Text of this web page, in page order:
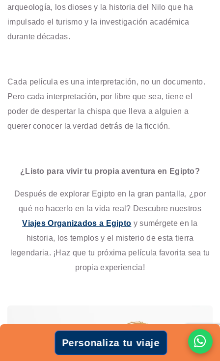
arqueología, los dioses y la historia del Nilo que ha
impulsado el turismo y la investigación académica
durante décadas.
Cada película es una interpretación, no un documento.
Pero cada interpretación, por libre que sea, tiene el
poder de despertar la chispa que lleva a alguien a
querer conocer la verdad detrás de la ficción.
¿Listo para vivir tu propia aventura en Egipto?
Después de explorar Egipto en la gran pantalla, ¿por
qué no hacerlo en la vida real? Descubre nuestros
Viajes Organizados a Egipto y sumérgete en la
historia, los templos y el misterio de esta tierra
legendaria. ¡Haz que tu próxima película favorita sea tu
propia experiencia!
Personaliza tu viaje